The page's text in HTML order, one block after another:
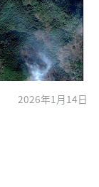
2026年1月14日